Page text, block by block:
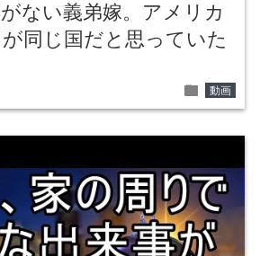
ない義弟嫁。アメリカ
同じ国だと思っていた
folder 動画